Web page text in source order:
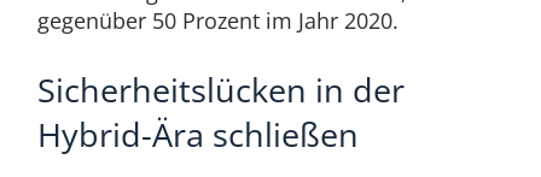
gegenüber 50 Prozent im Jahr 2020.
Sicherheitslücken in der
Hybrid-Ära schließen